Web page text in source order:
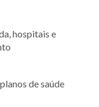
hospitais e
de saúde